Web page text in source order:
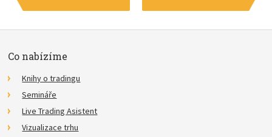
Co nabízíme
Knihy o tradingu
Semináře
Live Trading Asistent
Vizualizace trhu